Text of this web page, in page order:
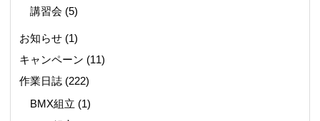
講習会 (5)
お知らせ(1)
キャンペーン (11)
作業日誌(222)
BMX組立 (1)